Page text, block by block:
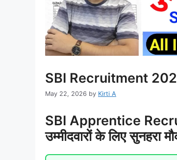
SBI Recruitment
May 22, 2026 by Kirti A
SBI Apprentice
उम्मीदवारों के लिए सुनहरा